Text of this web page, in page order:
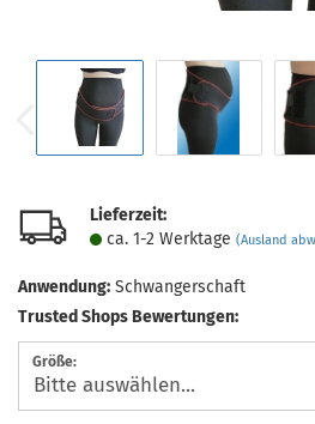
Lieferzeit:
ca. 1-2 Werktage (Ausland
Anwendung: Schwangerschaft
Trusted Shops Bewertungen:
Größe: